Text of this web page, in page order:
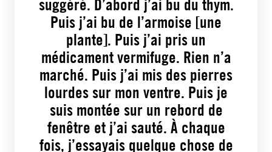
suggéré. D’abord j’ai bu du thym.
Puis j’ai bu de l’armoise [une
plante]. Puis j’ai pris un
médicament vermifuge. Rien n’a
marché. Puis j’ai mis des pierres
lourdes sur mon ventre. Puis je
suis montée sur un rebord de
fenêtre et j’ai sauté. À chaque
fois, j’essayais quelque chose de